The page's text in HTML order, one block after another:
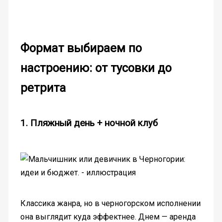
Формат выбираем по
настроению: от тусовки до
ретрита
1. Пляжный день + ночной клуб
Классика жанра, но в черногорском исполнении
она выглядит куда эффектнее. Днем — аренда